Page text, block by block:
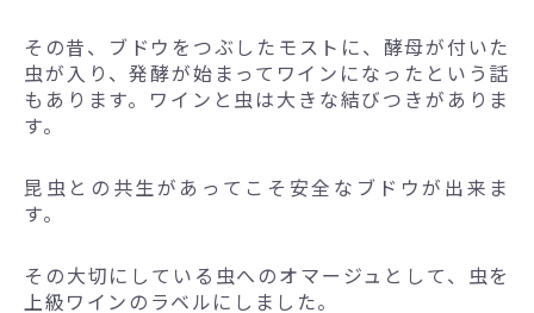
その昔、ブドウをつぶしたモストに、酵母が付いた
虫が入り、発酵が始まってワインになったという話
もあります。ワインと虫は大きな結びつきがありま
す。
昆虫との共生があってこそ安全なブドウが出来ま
す。
その大切にしている虫へのオマージュとして、虫を
上級ワインのラベルにしました。